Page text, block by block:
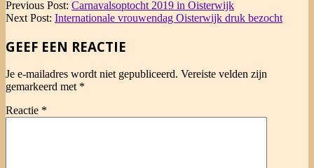
2019-
03-
Previous Post: Carnavalsoptocht 2019 in Oisterwijk
Next Post: Internationale vrouwendag Oisterwijk druk bezocht
GEEF EEN REACTIE
Je e-mailadres wordt niet gepubliceerd. Vereiste velden zijn
gemarkeerd met *
Reactie *